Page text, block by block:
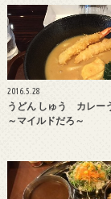
2016.5.28
うどん しゅう カレー
～マイルドだろ～